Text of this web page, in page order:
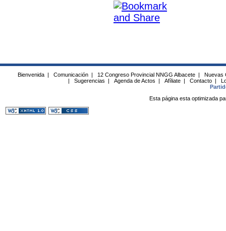
Bienvenida | Comunicación | 12 Congreso Provincial NNGG Albacete |
Nuevas
|
Sugerencias | Agenda de Actos | Afíliate | Contacto |
Esta página esta optimizada